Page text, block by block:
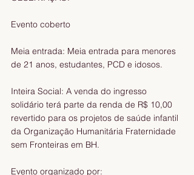
Evento coberto
Meia entrada: Meia entrada para menores
de 21 anos, estudantes, PCD e idosos.
Inteira Social: A venda do ingresso
solidário terá parte da renda de R$ 10,00
revertido para os projetos de saúde infantil
da Organização Humanitária Fraternidade
sem Fronteiras em BH.
Evento organizado por: